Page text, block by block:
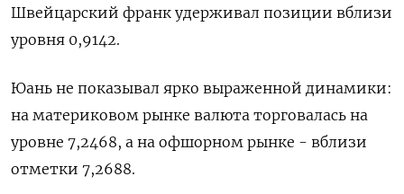
Швейцарский франк удерживал позиции вблизи
уровня 0,9142​.
Юань не показывал ярко выраженной динамики:
на материковом рынке валюта торговалась на
уровне 7,2468​, а на офшорном рынке - вблизи
отметки 7,2688.